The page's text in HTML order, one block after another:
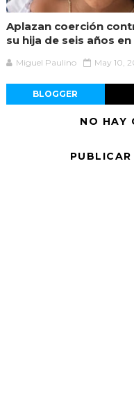
Aplazan coerción
su hija de seis años
Miguel Paulino May 10,
BLOGGER
NO HAY